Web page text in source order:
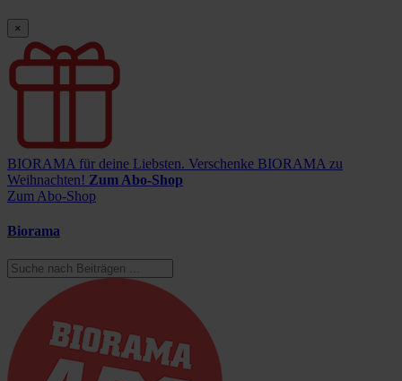
×
BIORAMA für deine Liebsten. Verschenke BIORAMA zu
Weihnachten! Zum Abo-Shop
Zum Abo-Shop
Biorama